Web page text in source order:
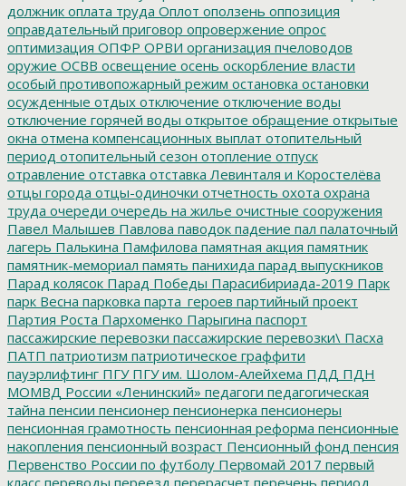
должник оплата труда Оплот оползень оппозиция
оправдательный приговор опровержение опрос
оптимизация ОПФР ОРВИ организация пчеловодов
оружие ОСВВ освещение осень оскорбление власти
особый противопожарный режим остановка остановки
осужденные отдых отключение отключение воды
отключение горячей воды открытое обращение открытые
окна отмена компенсационных выплат отопительный
период отопительный сезон отопление отпуск
отравление отставка отставка Левинталя и Коростелёва
отцы города отцы-одиночки отчетность охота охрана
труда очереди очередь на жилье очистные сооружения
Павел Малышев Павлова паводок падение пал палаточный
лагерь Палькина Памфилова памятная акция памятник
памятник-мемориал память панихида парад выпускников
Парад колясок Парад Победы Парасибириада-2019 Парк
парк Весна парковка парта_героев партийный проект
Партия Роста Пархоменко Парыгина паспорт
пассажирские перевозки пассажирские перевозки\ Пасха
ПАТП патриотизм патриотическое граффити
пауэрлифтинг ПГУПГУ им. Шолом-Алейхема ПДД ПДН
МОМВД России «Ленинский» педагоги педагогическая
тайна пенсии пенсионер пенсионерка пенсионеры
пенсионная грамотность пенсионная реформа пенсионные
накопления пенсионный возраст Пенсионный фонд пенсия
Первенство России по футболу Первомай 2017 первый
класс переводы переезд перерасчет перечень период